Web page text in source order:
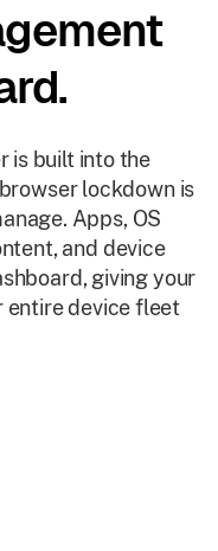
is built into the
lockdown is
Apps, OS
and device
giving your
entire device fleet